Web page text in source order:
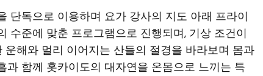
단독으로 이용하며 요가 강사의 지도 아래 프라이
수준에 맞춘 프로그램으로 진행되며, 기상 조건이
해와 멀리 이어지는 산들의 절경을 바라보며 몸과
과 함께 홋카이도의 대자연을 온몸으로 느끼는 특